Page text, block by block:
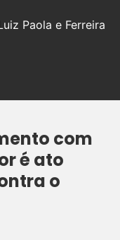
Paola e Ferreira
com
é ato
o